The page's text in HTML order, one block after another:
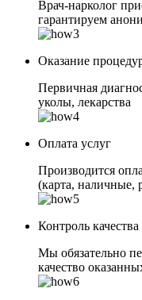
Врач-нарколог
гарантируем
Оказание
Первичная
уколы, лекарства
Оплата услуг
Производится
(карта, наличные,
Контроль качества
Мы обязательно
качество